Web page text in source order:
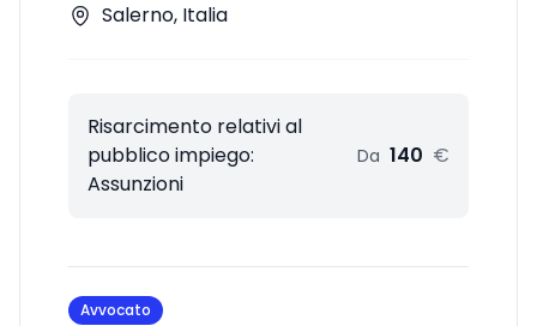
Salerno, Italia
Risarcimento relativi al
pubblico impiego:
Assunzioni
Da 140 €
Avvocato